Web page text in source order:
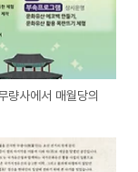
량사에서 매월당의